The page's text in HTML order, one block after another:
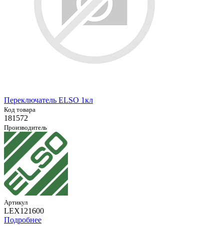
Переключатель ELSO 1кл
Код товара
181572
Производитель
Артикул
LEX121600
Подробнее